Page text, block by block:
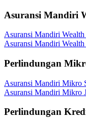
Asuransi Mandiri
Asuransi Mandiri
Asuransi Mandiri
Perlindungan
Asuransi Mandiri Mikro
Asuransi Mandiri Mikro
Perlindungan